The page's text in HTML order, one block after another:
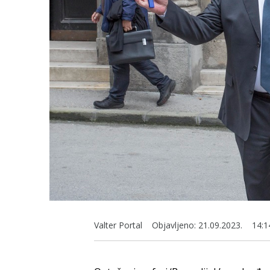
Valter Portal Objavljeno: 21.09.2023.